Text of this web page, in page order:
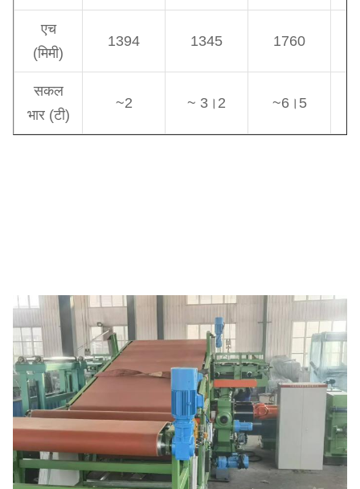
एच
(मिमी)
1394 1345 1760
सकल
भार (टी)
~2 ~ 3।2 ~6।5